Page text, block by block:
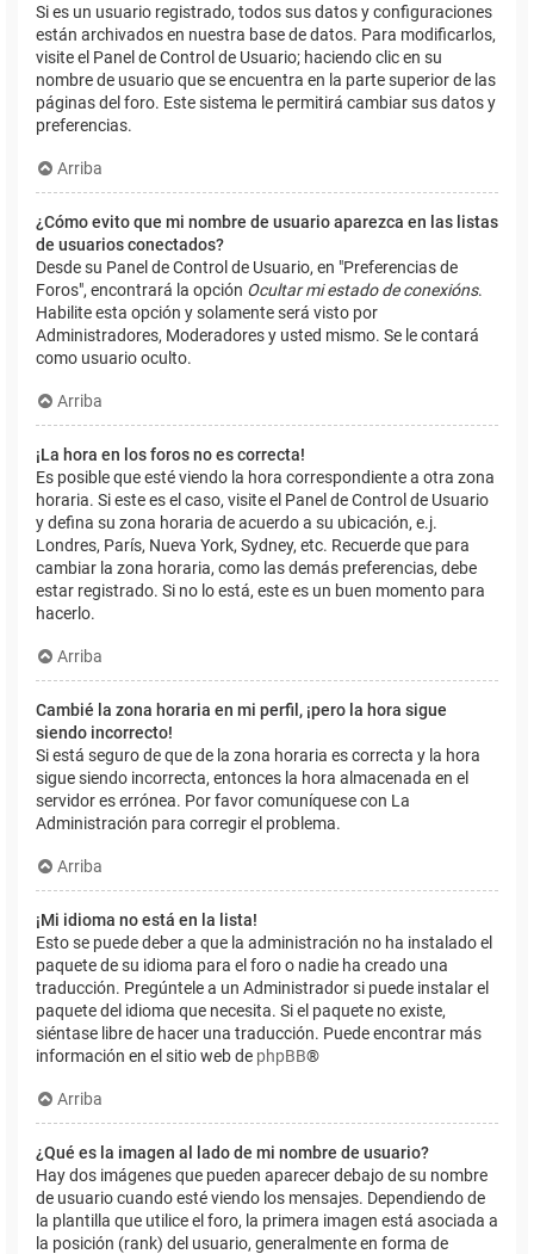
Si es un usuario registrado, todos sus datos y configuraciones
están archivados en nuestra base de datos. Para modificarlos,
visite el Panel de Control de Usuario; haciendo clic en su
nombre de usuario que se encuentra en la parte superior de las
páginas del foro. Este sistema le permitirá cambiar sus datos y
preferencias.
Arriba
¿Cómo evito que mi nombre de usuario aparezca en las listas
de usuarios conectados?
Desde su Panel de Control de Usuario, en "Preferencias de
Foros", encontrará la opción Ocultar mi estado de conexións.
Habilite esta opción y solamente será visto por
Administradores, Moderadores y usted mismo. Se le contará
como usuario oculto.
Arriba
¡La hora en los foros no es correcta!
Es posible que esté viendo la hora correspondiente a otra zona
horaria. Si este es el caso, visite el Panel de Control de Usuario
y defina su zona horaria de acuerdo a su ubicación, e.j.
Londres, París, Nueva York, Sydney, etc. Recuerde que para
cambiar la zona horaria, como las demás preferencias, debe
estar registrado. Si no lo está, este es un buen momento para
hacerlo.
Arriba
Cambié la zona horaria en mi perfil, ¡pero la hora sigue
siendo incorrecto!
Si está seguro de que de la zona horaria es correcta y la hora
sigue siendo incorrecta, entonces la hora almacenada en el
servidor es errónea. Por favor comuníquese con La
Administración para corregir el problema.
Arriba
¡Mi idioma no está en la lista!
Esto se puede deber a que la administración no ha instalado el
paquete de su idioma para el foro o nadie ha creado una
traducción. Pregúntele a un Administrador si puede instalar el
paquete del idioma que necesita. Si el paquete no existe,
siéntase libre de hacer una traducción. Puede encontrar más
información en el sitio web de phpBB®
Arriba
¿Qué es la imagen al lado de mi nombre de usuario?
Hay dos imágenes que pueden aparecer debajo de su nombre
de usuario cuando esté viendo los mensajes. Dependiendo de
la plantilla que utilice el foro, la primera imagen está asociada a
la posición (rank) del usuario, generalmente en forma de